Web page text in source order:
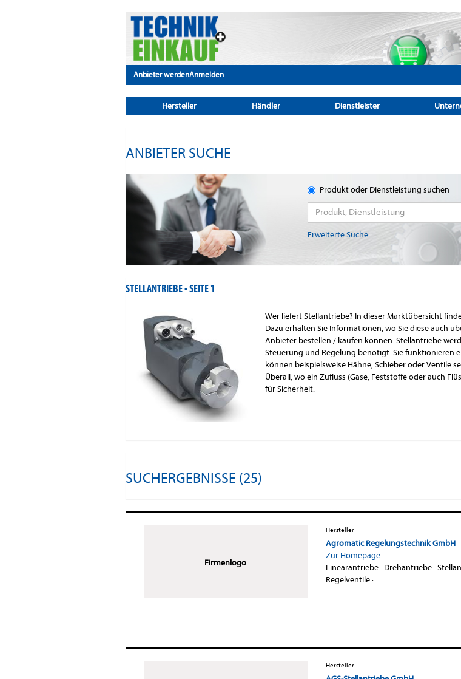
Anbieter werdenAnmelden
Hersteller Händler Dienstleister
ANBIETER SUCHE
Produkt oder Dienstleistung suchen
Erweiterte Suche
STELLANTRIEBE -SEITE 1
Wer liefert Stellantriebe? In dieser Marktübersicht
Dazu erhalten Sie Informationen, wo Sie diese auch
Anbieter bestellen / kaufen können. Stellantriebe
Steuerung und Regelung benötigt. Sie funktionieren
können beispielsweise Hähne, Schieber oder Ventile
Überall, wo ein Zufluss (Gase, Feststoffe oder auch
für Sicherheit.
SUCHERGEBNISSE (25)
Firmenlogo
Hersteller
Agromatic Regelungstechnik GmbH
Zur Homepage
Linearantriebe· Drehantriebe·
Regelventile·
Hersteller